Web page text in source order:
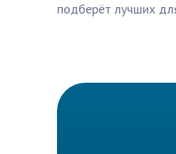
подберёт лучших